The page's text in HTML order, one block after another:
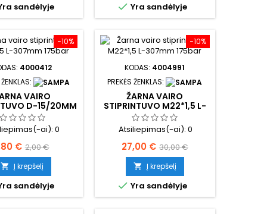
sandėlyje  Yra sandėlyje
−10%
4000412
VAIRO
D-15/20MM
ai):0
€ Bazinė
kaina
2,00 €
 Į krepšelį
sandėlyje
−10%
KODAS: 4004991
PREKĖS ŽENKLAS:
ŽARNA VAIRO
STIPRINTUVO M22*1,5 L-
372MM
Atsiliepimas(-ai): 0
Kaina
27,00 € Bazinė
kaina
30,00 €
 Į krepšelį
 Yra sandėlyje